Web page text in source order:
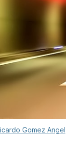
Gomez Angel